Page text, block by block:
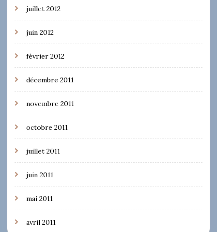
juillet 2012
juin 2012
février 2012
décembre 2011
novembre 2011
octobre 2011
juillet 2011
juin 2011
mai 2011
avril 2011